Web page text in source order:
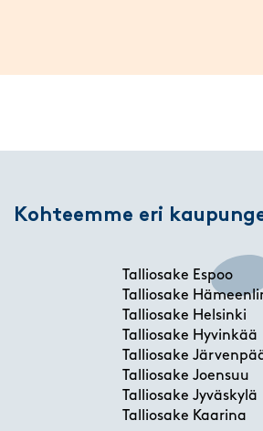
Kohteemme eri
Talliosake Espoo
Talliosake
Talliosake Helsinki
Talliosake Hyvinkää
Talliosake
Talliosake Joensuu
Talliosake Jyväskylä
Talliosake Kaarina